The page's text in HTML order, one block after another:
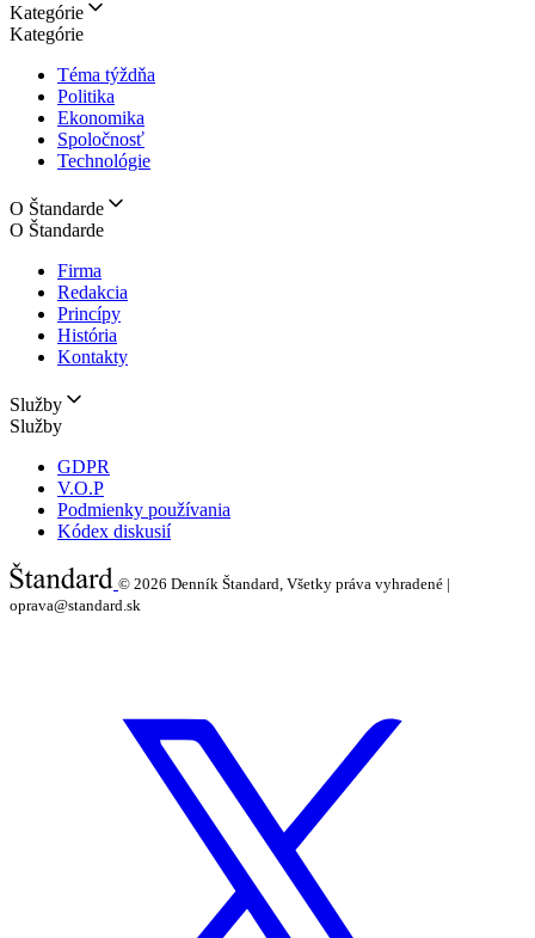
Kategórie
Kategórie
Téma týždňa
Politika
Ekonomika
Spoločnosť
Technológie
O Štandarde
O Štandarde
Firma
Redakcia
Princípy
História
Kontakty
Služby
Služby
GDPR
V.O.P
Podmienky používania
Kódex diskusií
© 2026 Denník Štandard, Všetky práva vyhradené |
oprava@standard.sk